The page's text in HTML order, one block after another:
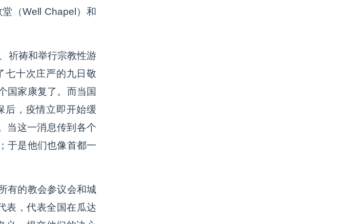
（Well Chapel）和
祈祷和举行宗教性游
七十次庄严的九日敬
国家康复了。而当国
后，疫情立即开始缓
当这一消息传到各个
于是他们也像首都一
有的教会参议会和城
表，代表全国在瓜达